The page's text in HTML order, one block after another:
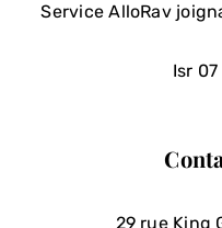
Service AlloRav
Isr
29 rue King